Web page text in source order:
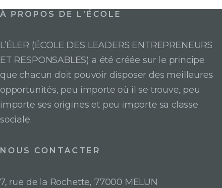
À PROPOS DE L’ÉCOLE
L’ÉLER (ÉCOLE DES LEADERS ENTREPRENEURS
ET RESPONSABLES) a été créée sur le principe
que chacun doit pouvoir disposer des meilleures
opportunités, peu importe où il se trouve, peu
importe ses origines et peu importe sa classe
sociale.
NOUS CONTACTER
7, rue de la Rochette, 77000 MELUN